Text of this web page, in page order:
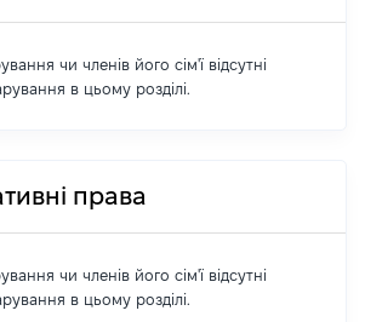
чи членів його сім'ї відсутні
в цьому розділі.
права
чи членів його сім'ї відсутні
в цьому розділі.